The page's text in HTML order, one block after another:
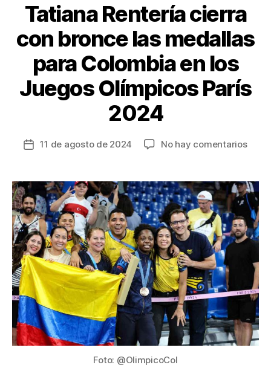
Tatiana Rentería cierra
con bronce las medallas
para Colombia en los
Juegos Olímpicos París
2024
Fecha
entrada
11 de agosto de 2024 No hay comentariosen
con
las
en
los
París
2024
Foto: @OlimpicoCol